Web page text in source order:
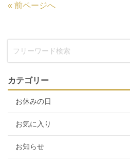
« 前ページへ
カテゴリー
お休みの日
お気に入り
お知らせ